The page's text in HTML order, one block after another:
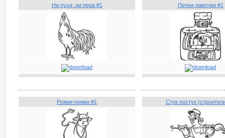
Ни пуха, ни пера #1 Печки-лавочки #1
Рожки-ножки #1 Стук постук